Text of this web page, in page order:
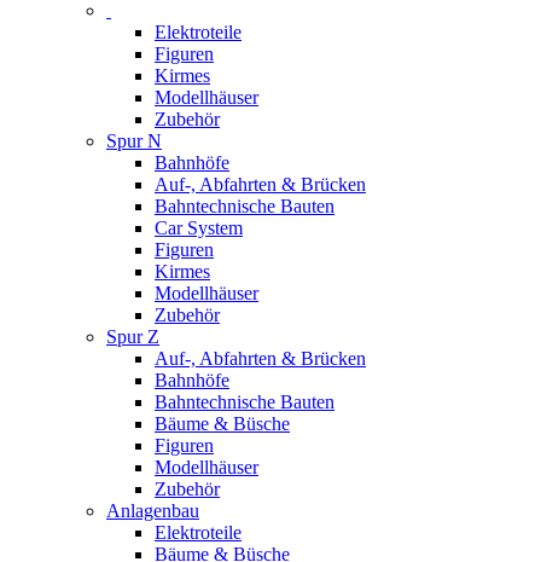
Elektroteile
Figuren
Kirmes
Modellhäuser
Zubehör
Spur N
Bahnhöfe
Auf-, Abfahrten & Brücken
Bahntechnische Bauten
Car System
Figuren
Kirmes
Modellhäuser
Zubehör
Spur Z
Auf-, Abfahrten & Brücken
Bahnhöfe
Bahntechnische Bauten
Bäume & Büsche
Figuren
Modellhäuser
Zubehör
Anlagenbau
Elektroteile
Bäume & Büsche